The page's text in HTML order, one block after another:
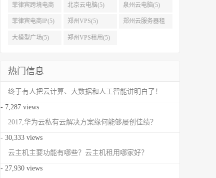
菲律宾跨境电商
IP(5)
北京云电脑(5) 泉州云电脑(5)
菲律宾电商IP(5) 郑州VPS(5) 郑州云服务器租
大模型广场(5) 郑州VPS租用(5)
热门信息
终于有人把云计算、大数据和人工智能讲明白了！
- 7,287 views
2017,华为云私有云解决方案缘何能够屡创佳绩？
- 30,333 views
云主机主要功能有哪些？云主机租用哪家好？
- 27,930 views